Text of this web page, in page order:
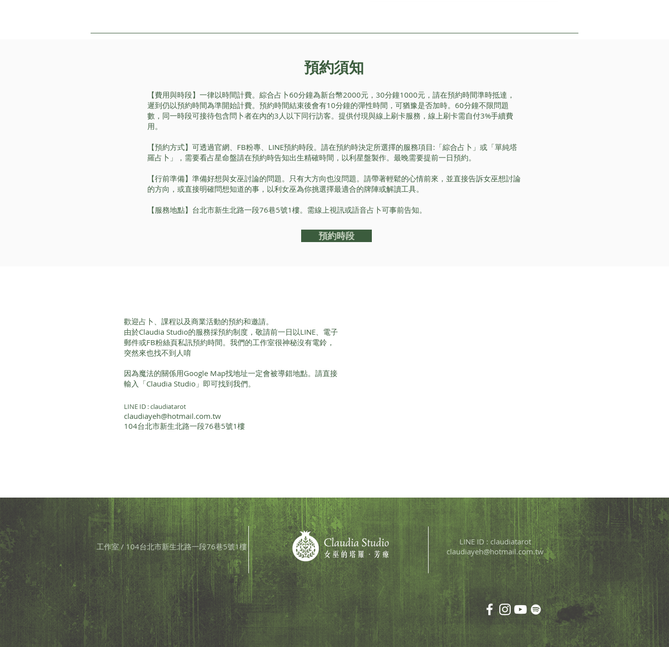
預約須知
【費用與時段】一律以時間計費。綜合占卜60分鐘為新台幣2000元，30分鐘1000元，請在預約時間準時抵達，
遲到仍以預約時間為準開始計費。預約時間結束後會有10分鐘的彈性時間，可猶豫是否加時。60分鐘不限問題
數，同一時段可接待包含問卜者在內的3人以下同行訪客。提供付現與線上刷卡服務，線上刷卡需自付3%手續費
用。
​【預約方式】可透過官網、FB粉專、LINE預約時段。請在預約時決定所選擇的服務項目:「綜合占卜」或「單純塔
羅占卜」，需要看占星命盤請在預約時告知出生精確時間，以利星盤製作。最晚需要提前一日預約。
【行前準備】準備好想與女巫討論的問題。只有大方向也沒問題。請帶著輕鬆的心情前來，並直接告訴女巫想討論
的方向，或直接明確問想知道的事，以利女巫為你挑選擇最適合的牌陣或解讀工具。
【服務地點】台北市新生北路一段76巷5號1樓。需線上視訊或語音占卜可事前告知。
預約時段
歡迎占卜、課程以及商業活動的預約和邀請。
由於Claudia Studio的服務採預約制度，敬請前一日以LINE、電子
郵件或FB粉絲頁私訊預約時間。我們的工作室很神秘沒有電鈴，
突然來也找不到人唷
因為魔法的關係用Google Map找地址一定會被導錯地點。請直接
輸入「Claudia Studio」即可找到我們。
LINE ID : claudiatarot
claudiayeh@hotmail.com.tw
104台北市新生北路一段76巷5號1樓
工作室 / 104台北市新生北路一段76巷5號1樓​
LINE ID : claudiatarot
claudiayeh@hotmail.com.tw